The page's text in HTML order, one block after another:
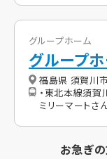
グループホーム
グループ
福島県 須賀川
・東北本線須
ミリーマートさ
お急ぎ